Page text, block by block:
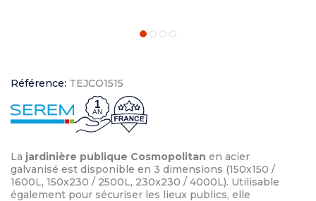
Référence: TEJCO1515
1
AN
La jardinière publique Cosmopolitan en acier
galvanisé est disponible en 3 dimensions (150x150 /
1600L, 150x230 / 2500L, 230x230 / 4000L). Utilisable
également pour sécuriser les lieux publics, elle